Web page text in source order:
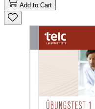
Add to Cart